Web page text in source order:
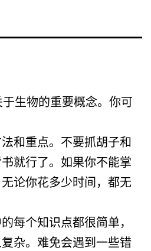
生物的重要概念。你可
和重点。不要抓胡子和
就行了。如果你不能掌
论你花多少时间，都无
每个知识点都很简单，
杂。难免会遇到一些错